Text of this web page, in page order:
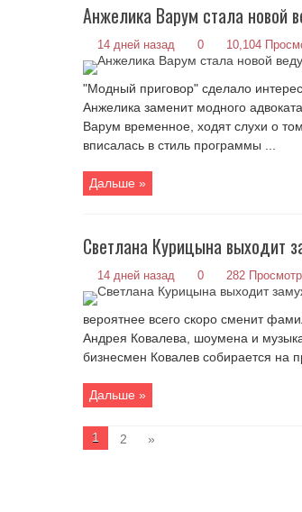
Анжелика Варум стала новой
14 дней назад 0 10,104
"Модный приговор" сделало
Анжелика заменит модного
Варум временное, ходят слухи о
вписалась в стиль программы ...
Дальше »
Светлана Курицына выходит
14 дней назад 0 282
вероятнее всего скоро сменит
Андрея Ковалева, шоумена и
бизнесмен Ковалев собирается на
Дальше »
1 2 »